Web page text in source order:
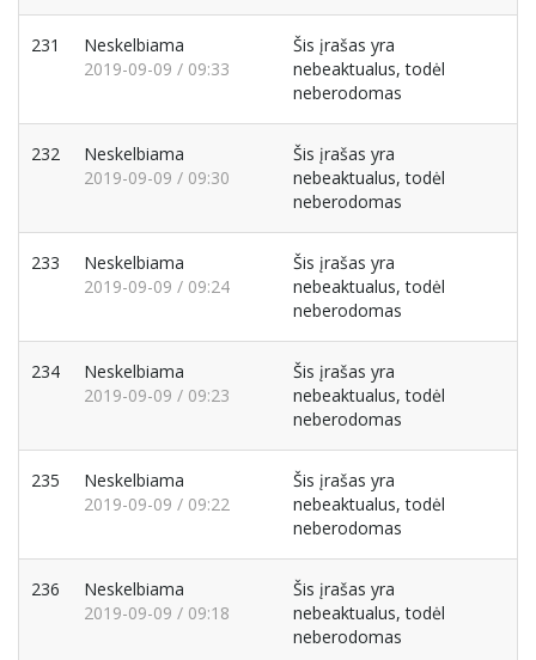
231
Neskelbiama
2019-09-09 / 09:33
Šis įrašas yra
nebeaktualus, todėl
neberodomas
232
Neskelbiama
2019-09-09 / 09:30
Šis įrašas yra
nebeaktualus, todėl
neberodomas
233
Neskelbiama
2019-09-09 / 09:24
Šis įrašas yra
nebeaktualus, todėl
neberodomas
234
Neskelbiama
2019-09-09 / 09:23
Šis įrašas yra
nebeaktualus, todėl
neberodomas
235
Neskelbiama
2019-09-09 / 09:22
Šis įrašas yra
nebeaktualus, todėl
neberodomas
236
Neskelbiama
2019-09-09 / 09:18
Šis įrašas yra
nebeaktualus, todėl
neberodomas